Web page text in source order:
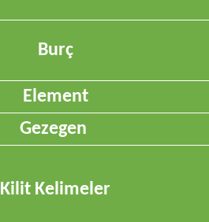
Burç
Element
Gezegen
Kilit Kelimeler